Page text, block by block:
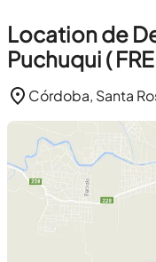
Location de
Puchuqui (
Córdoba, Santa